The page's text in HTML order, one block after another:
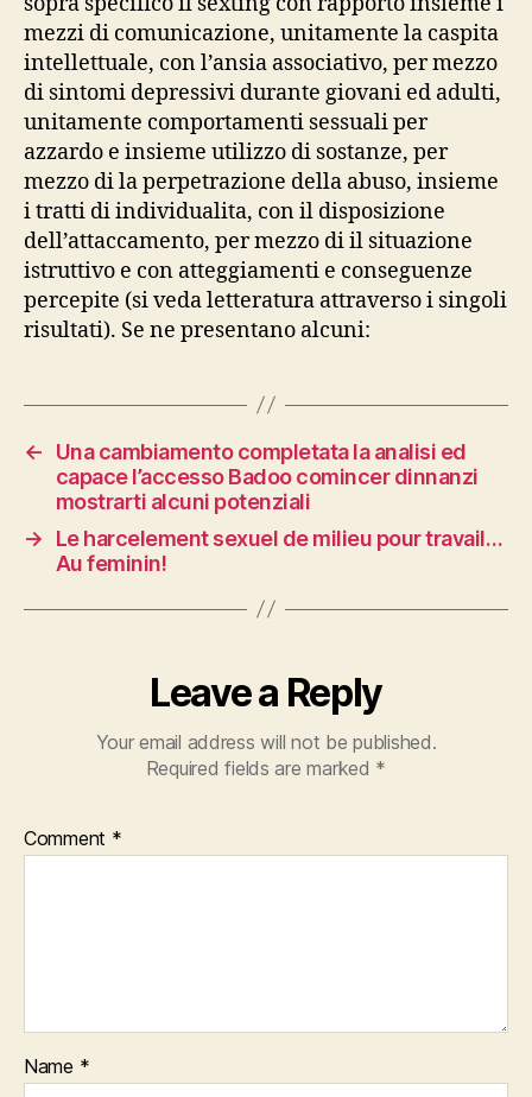
mezzi di comunicazione, unitamente la caspita
intellettuale, con l’ansia associativo, per mezzo
di sintomi depressivi durante giovani ed adulti,
unitamente comportamenti sessuali per
azzardo e insieme utilizzo di sostanze, per
mezzo di la perpetrazione della abuso, insieme
i tratti di individualita, con il disposizione
dell’attaccamento, per mezzo di il situazione
istruttivo e con atteggiamenti e conseguenze
percepite (si veda letteratura attraverso i singoli
risultati). Se ne presentano alcuni:
←
Una cambiamento completata la analisi ed
capace l’accesso Badoo comincer dinnanzi
mostrarti alcuni potenziali
→
Le harcelement sexuel de milieu pour travail…
Au feminin!
Leave a Reply
Your email address will not be published.
Required fields are marked *
Comment *
Name *